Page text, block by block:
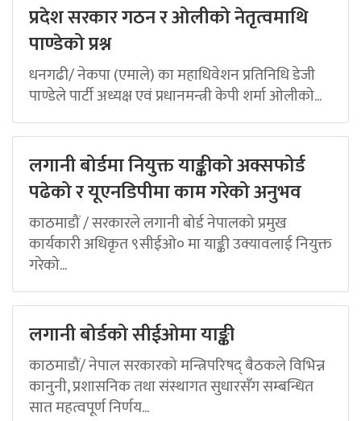
प्रदेश सरकार गठन र ओलीको नेतृत्वमाथि
पाण्डेको प्रश्न
धनगढी/ नेकपा (एमाले) का महाधिवेशन प्रतिनिधि डेजी
पाण्डेले पार्टी अध्यक्ष एवं प्रधानमन्त्री केपी शर्मा ओलीको...
लगानी बोर्डमा नियुक्त याङ्कीको अक्सफोर्ड
पढेको र यूएनडिपीमा काम गरेको अनुभव
काठमाडौं / सरकारले लगानी बोर्ड नेपालको प्रमुख
कार्यकारी अधिकृत ९सीईओ० मा याङ्की उक्यावलाई नियुक्त
गरेको...
लगानी बोर्डको सीईओमा याङ्की
काठमाडौं/ नेपाल सरकारको मन्त्रिपरिषद् बैठकले विभिन्न
कानुनी, प्रशासनिक तथा संस्थागत सुधारसँग सम्बन्धित
सात महत्वपूर्ण निर्णय...